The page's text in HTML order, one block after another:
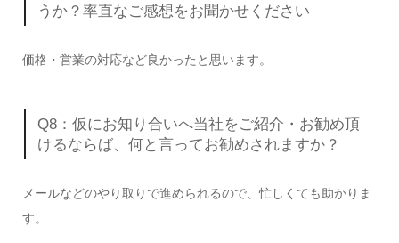
うか？率直なご感想をお聞かせください
価格・営業の対応など良かったと思います。
Q8：仮にお知り合いへ当社をご紹介・お勧め頂
けるならば、何と言ってお勧めされますか？
メールなどのやり取りで進められるので、忙しくても助かりま
す。